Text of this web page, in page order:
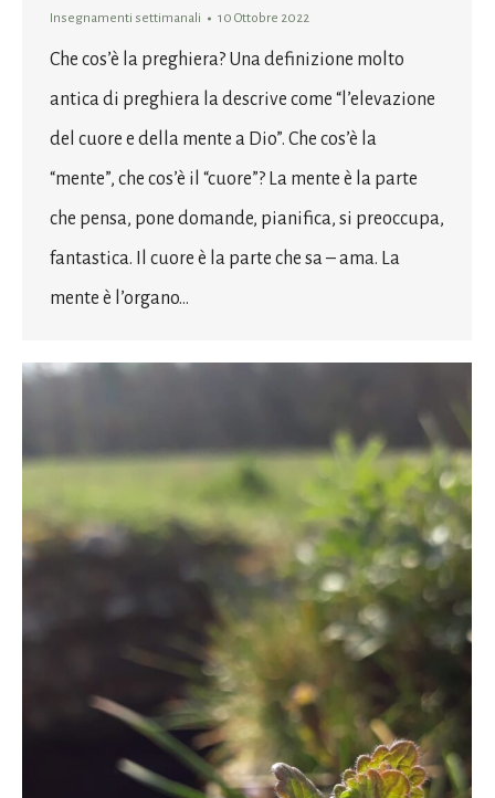
Insegnamenti settimanali 10 Ottobre 2022
Che cos’è la preghiera? Una definizione molto
antica di preghiera la descrive come “l’elevazione
del cuore e della mente a Dio”. Che cos’è la
“mente”, che cos’è il “cuore”? La mente è la parte
che pensa, pone domande, pianifica, si preoccupa,
fantastica. Il cuore è la parte che sa – ama. La
mente è l’organo…